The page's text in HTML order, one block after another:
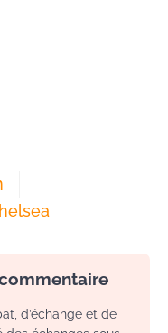
d’échange et de